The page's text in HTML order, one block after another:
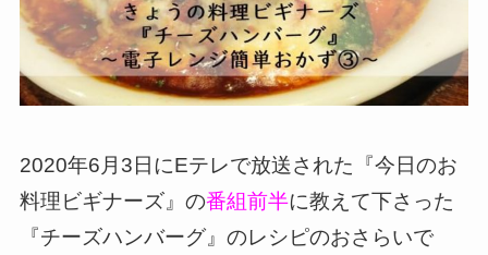
2020年6月3日にEテレで放送された『今日のお
料理ビギナーズ』の番組前半に教えて下さった
『チーズハンバーグ』のレシピのおさらいで